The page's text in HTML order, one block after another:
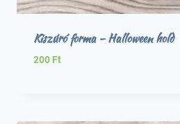
Kiszúró forma – Halloween hold
200 Ft